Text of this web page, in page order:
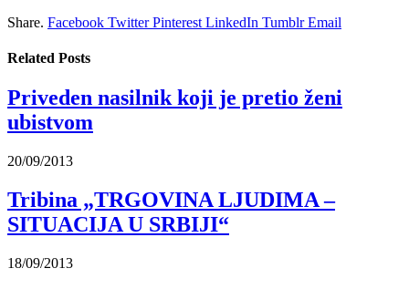
Share. Facebook Twitter Pinterest LinkedIn Tumblr Email
Related Posts
Priveden nasilnik koji je pretio ženi
ubistvom
20/09/2013
Tribina „TRGOVINA LJUDIMA –
SITUACIJA U SRBIJI“
18/09/2013